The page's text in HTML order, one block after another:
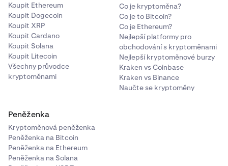
Koupit Ethereum
Koupit Dogecoin
Koupit XRP
Koupit Cardano
Koupit Solana
Koupit Litecoin
Všechny průvodce
kryptoměnami
Co je kryptoměna?
Co je to Bitcoin?
Co je Ethereum?
Nejlepší platformy pro
obchodování s kryptoměnami
Nejlepší kryptoměnové burzy
Kraken vs Coinbase
Kraken vs Binance
Naučte se kryptoměny
Peněženka
Kryptoměnová peněženka
Peněženka na Bitcoin
Peněženka na Ethereum
Peněženka na Solana